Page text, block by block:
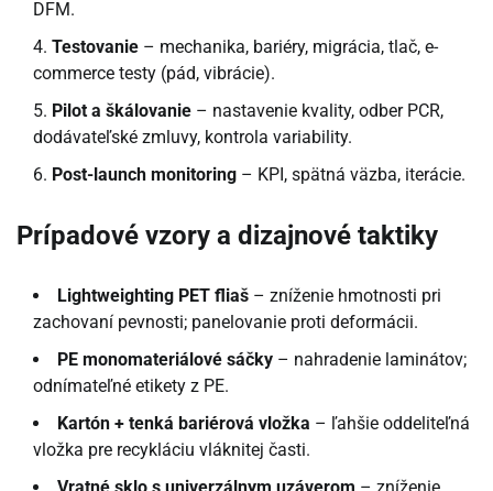
DFM.
Testovanie – mechanika, bariéry, migrácia, tlač, e-
commerce testy (pád, vibrácie).
Pilot a škálovanie – nastavenie kvality, odber PCR,
dodávateľské zmluvy, kontrola variability.
Post-launch monitoring – KPI, spätná väzba, iterácie.
Prípadové vzory a dizajnové taktiky
Lightweighting PET fliaš – zníženie hmotnosti pri
zachovaní pevnosti; panelovanie proti deformácii.
PE monomateriálové sáčky – nahradenie laminátov;
odnímateľné etikety z PE.
Kartón + tenká bariérová vložka – ľahšie oddeliteľná
vložka pre recykláciu vláknitej časti.